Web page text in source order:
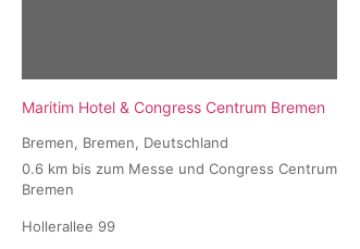
Maritim Hotel & Congress Centrum Bremen
Bremen, Bremen, Deutschland
0.6 km bis zum Messe und Congress Centrum
Bremen
Hollerallee 99